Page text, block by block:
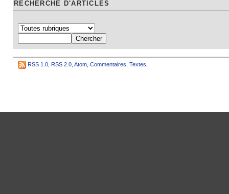
RECHERCHE D'ARTICLES
RSS 1.0 RSS 2.0 Atom Commentaires Textes